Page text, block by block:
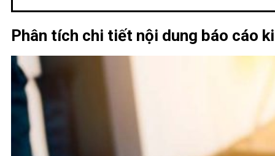
Phân tích chi tiết nội dung báo cáo